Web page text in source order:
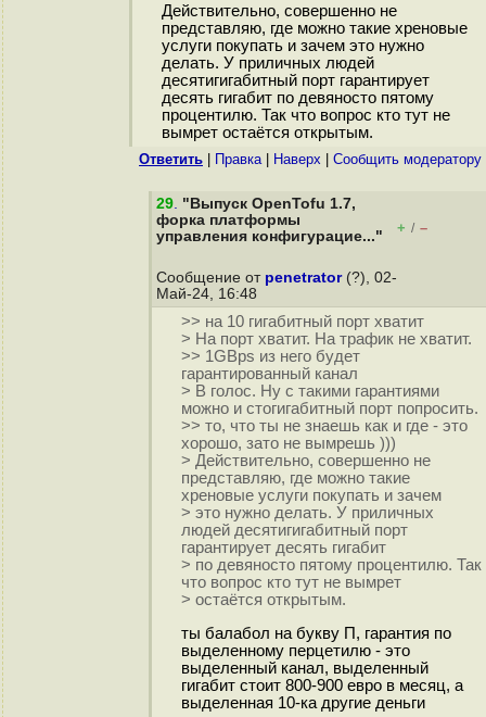
Действительно, совершенно не
представляю, где можно такие хреновые
услуги покупать и зачем это нужно
делать. У приличных людей
десятигигабитный порт гарантирует
десять гигабит по девяносто пятому
процентилю. Так что вопрос кто тут не
вымрет остаётся открытым.
Ответить Правка| Наверх Cообщить модератору
29. "Выпуск OpenTofu 1.7,
форка платформы
управления конфигурацие..."
+ / –
Сообщение от penetrator(?), 02-
Май-24, 16:48
>> на 10 гигабитный порт хватит
> На порт хватит. На трафик не хватит.
>> 1GBps из него будет
гарантированный канал
> В голос. Ну с такими гарантиями
можно и стогигабитный порт попросить.
>> то, что ты не знаешь как и где - это
хорошо, зато не вымрешь )))
> Действительно, совершенно не
представляю, где можно такие
хреновые услуги покупать и зачем
> это нужно делать. У приличных
людей десятигигабитный порт
гарантирует десять гигабит
> по девяносто пятому процентилю. Так
что вопрос кто тут не вымрет
> остаётся открытым.
ты балабол на букву П, гарантия по
выделенному перцетилю - это
выделенный канал, выделенный
гигабит стоит 800-900 евро в месяц, а
выделенная 10-ка другие деньги